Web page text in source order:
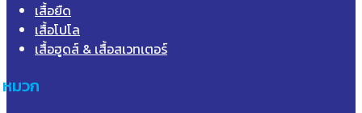
เสื้อยืด
เสื้อโปโล
เสื้อฮูดส์ & เสื้อสเวทเตอร์
หมวก